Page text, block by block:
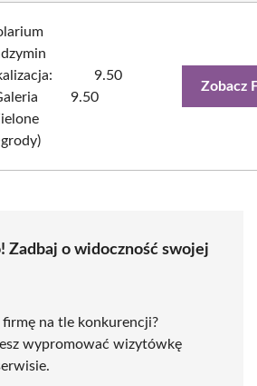
9.50
9.50
Zobacz
Zadbaj o widoczność swojej
na tle konkurencji?
wypromować wizytówkę